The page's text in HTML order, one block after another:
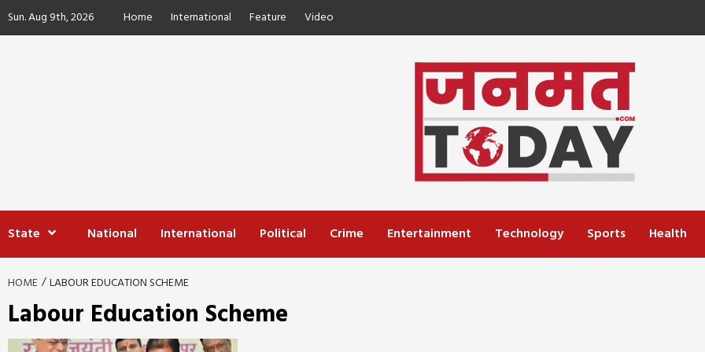
Skip
toSun. Aug 9th, 2026 Home International Feature Video
State National International Political Crime Entertainment Technology Sports Health
HOME LABOUR EDUCATION SCHEME
Labour Education Scheme